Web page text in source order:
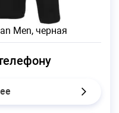
Men, черная